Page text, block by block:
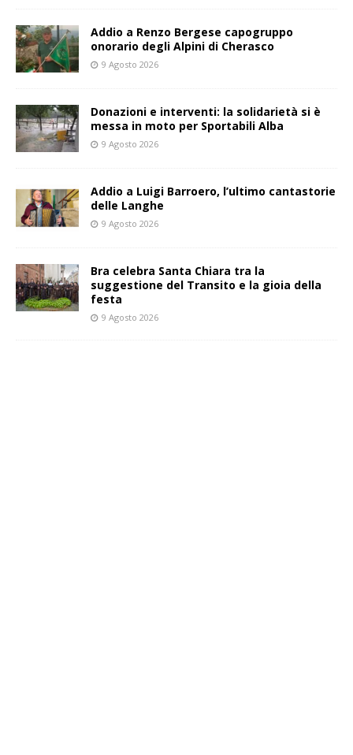
Addio a Renzo Bergese capogruppo
onorario degli Alpini di Cherasco
9 Agosto 2026
Donazioni e interventi: la solidarietà si è
messa in moto per Sportabili Alba
9 Agosto 2026
Addio a Luigi Barroero, l’ultimo cantastorie
delle Langhe
9 Agosto 2026
Bra celebra Santa Chiara tra la
suggestione del Transito e la gioia della
festa
9 Agosto 2026